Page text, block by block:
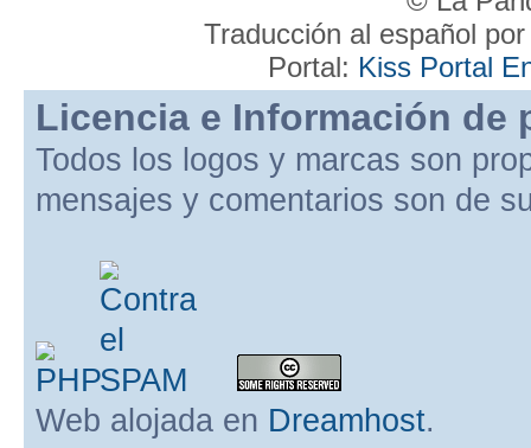
Traducción al español
Portal: Kiss Portal
Licencia e Información de
Todos los logos y marcas son
mensajes y comentarios son de
Web alojada en Dreamhost.